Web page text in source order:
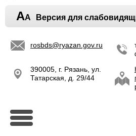
AA Версия для
rosbds@ryazan.gov.ru
390005, г. Рязань, ул.
Татарская, д. 29/44